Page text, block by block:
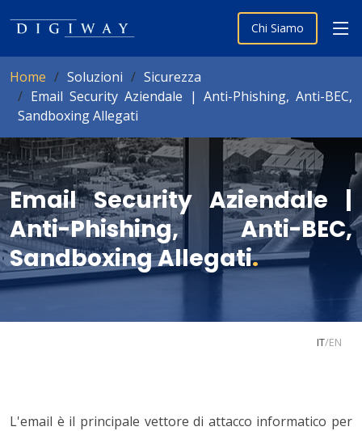
Chi Siamo
Home Soluzioni
Sicurezza
Email Security Aziendale | Anti-Phishing, Anti-BEC,
Sandboxing Allegati
Email Security Aziendale |
Anti-Phishing, Anti-BEC,
Sandboxing Allegati.
IT/EN
L'email è il principale vettore di attacco informatico per